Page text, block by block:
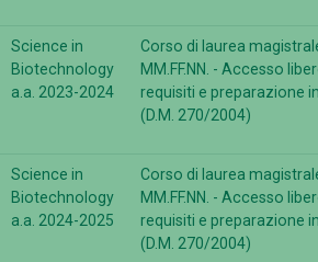
Science in
Biotechnology
a.a. 2023-2024
Corso di laurea
MM.FF.NN. - Accesso
requisiti e preparazione
(D.M. 270/2004)
Science in
Biotechnology
a.a. 2024-2025
Corso di laurea
MM.FF.NN. - Accesso
requisiti e preparazione
(D.M. 270/2004)